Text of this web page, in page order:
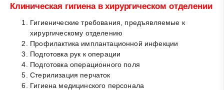
Клиническая гигиена в хирургическом отделении
Гигиенические требования, предъявляемые к
хирургическому отделению
Профилактика имплантационной инфекции
Подготовка рук к операции
Подготовка операционного поля
Стерилизация перчаток
Гигиена медицинского персонала